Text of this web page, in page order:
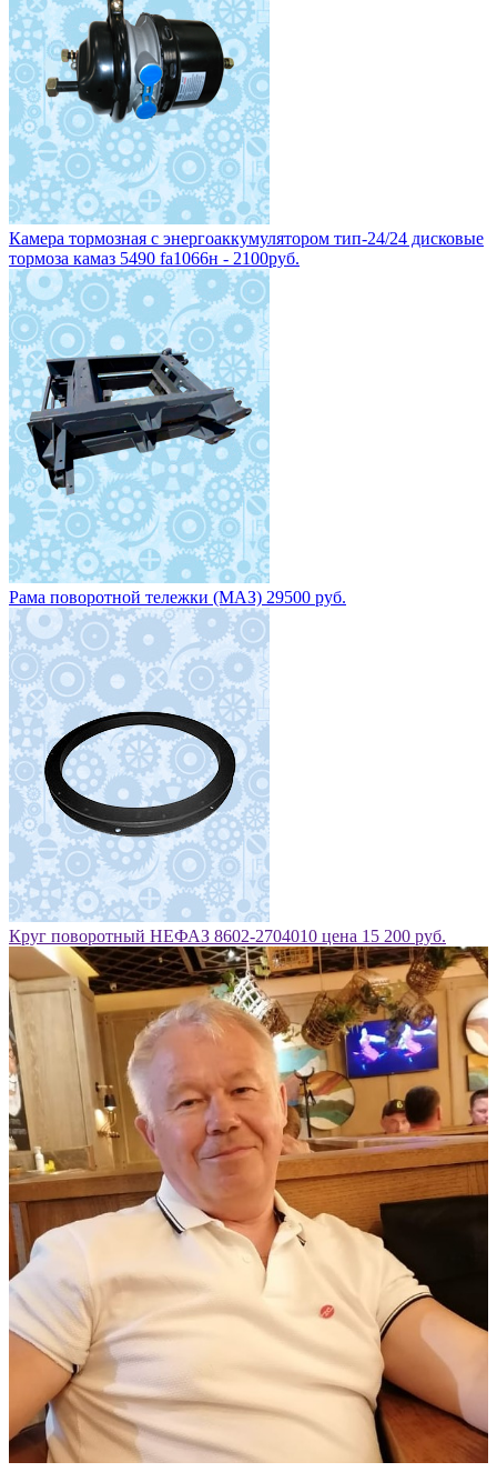
Камера тормозная с энергоаккумулятором тип-24/24 дисковые
тормоза камаз 5490 fa1066н - 2100руб.
Рама поворотной тележки (МАЗ) 29500 руб.
Круг поворотный НЕФАЗ 8602-2704010 цена 15 200 руб.